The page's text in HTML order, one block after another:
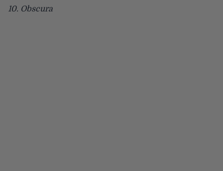
10. Obscura